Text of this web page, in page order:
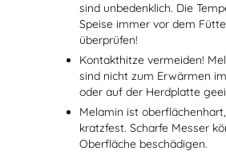
sind unbedenklich. Die
Speise immer vor dem
überprüfen!
Kontakthitze vermeiden!
sind nicht zum Erwärmen
oder auf der Herdplatte
Melamin ist
kratzfest. Scharfe Messer
Oberfläche beschädigen.